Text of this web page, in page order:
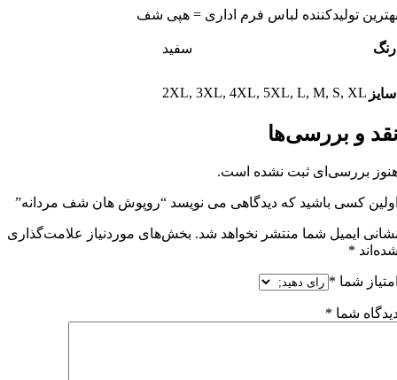
تولیدکننده لباس فرم اداری = هپی شف
رنگ سفید
سایز 2XL, 3XL, 4XL, 5XL, L, M, S, XL
و بررسی‌ها
بررسی‌ای ثبت نشده است.
کسی باشید که دیدگاهی می نویسد “روپوش هان شف مردانه”
ایمیل شما منتشر نخواهد شد. بخش‌های موردنیاز علامت‌گذاری
*
شما *
شما *